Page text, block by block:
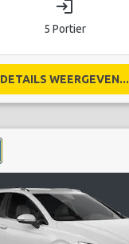
login
5 Portier
DETAILS WEERGEVEN...